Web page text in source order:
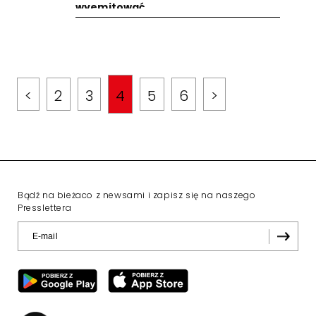
wyemitować
< 2 3 4 5 6 >
Bądź na bieżaco z newsami i zapisz się na naszego
Presslettera